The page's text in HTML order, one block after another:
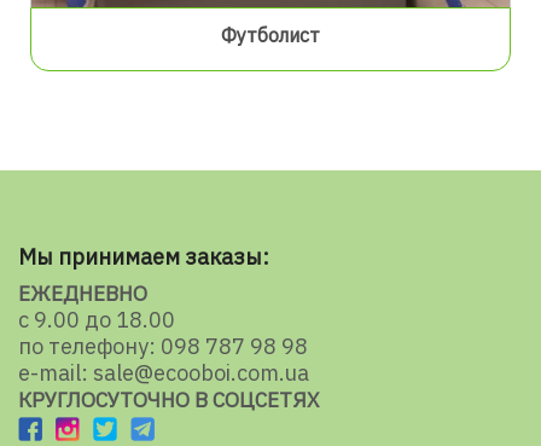
Футболист
Мы принимаем заказы:
ЕЖЕДНЕВНО
с 9.00 до 18.00
по телефону: 098 787 98 98
e-mail: sale@ecooboi.com.ua
КРУГЛОСУТОЧНО В СОЦСЕТЯХ